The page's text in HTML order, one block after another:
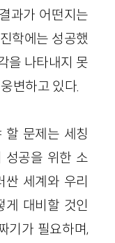
과가 어떤지는
학에는 성공했
을 나타내지 못
변하고 있다.
할 문제는 세칭
성공을 위한 소
싼 세계와 우리
게 대비할 것인
기가 필요하며,